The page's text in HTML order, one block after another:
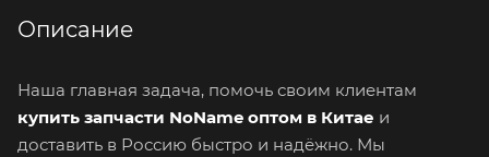
Описание
Наша главная задача, помочь своим клиентам
купить запчасти NoName оптом в Китае и
доставить в Россию быстро и надёжно. Мы